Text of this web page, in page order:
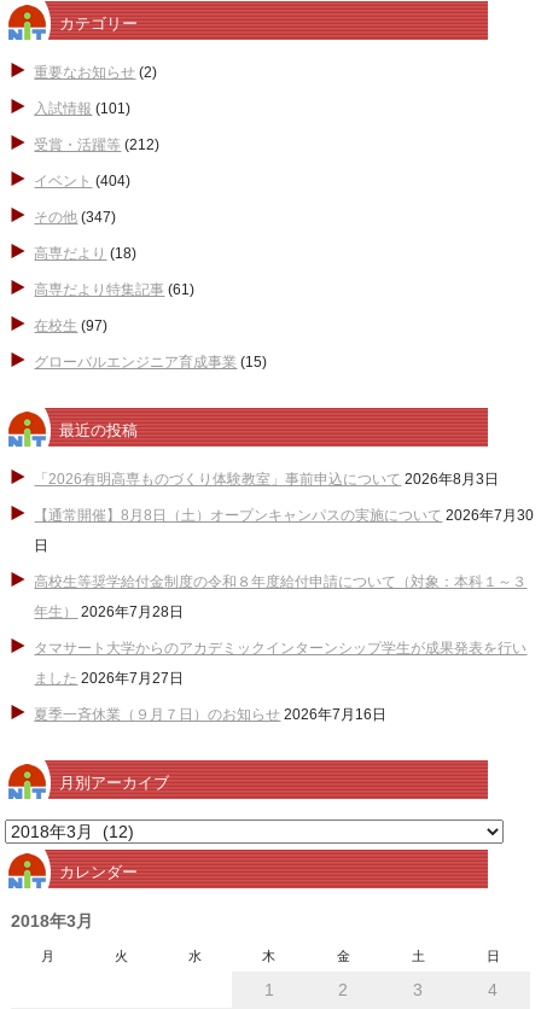
カテゴリー
重要なお知らせ (2)
入試情報 (101)
受賞・活躍等 (212)
イベント (404)
その他 (347)
高専だより (18)
高専だより特集記事 (61)
在校生 (97)
グローバルエンジニア育成事業 (15)
最近の投稿
「2026有明高専ものづくり体験教室」事前申込について 2026年8月3日
【通常開催】8月8日（土）オープンキャンパスの実施について 2026年7月30
日
高校生等奨学給付金制度の令和８年度給付申請について（対象：本科１～３
年生）
2026年7月28日
タマサート大学からのアカデミックインターンシップ学生が成果発表を行い
ました 2026年7月27日
夏季一斉休業（９月７日）のお知らせ 2026年7月16日
月別アーカイブ
月
別
ア
ー
カレンダー
2018年3月
月 火 水 木 金 土 日
1 2 3 4